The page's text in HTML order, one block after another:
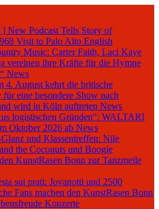
] New Podcast Tells Story of
Visit to Palo Alto English
Music: Carter Faith, Laci Kaye
vereinen ihre Kräfte für die Hymne
News
4. August kehrt die britische
eine besondere Show nach
wird in Köln auftreten News
logistischen Gründen“: WALTARI
Oktober 2026 ab News
und Klassentreffen: Nile
the Coconuts und Boogie
KunstRasen Bonn zur Tanzmeile
sui prati: Jovanotti und 2500
Fans machen den KunstRasen Bonn
Konzerte